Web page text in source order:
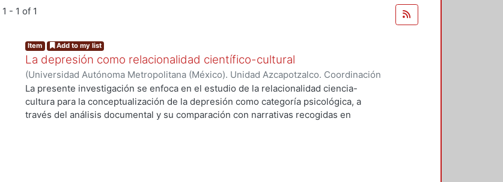
1 - 1 of 1
Item Add to my list
La depresión como relacionalidad científico-cultural
(Universidad Autónoma Metropolitana (México). Unidad Azcapotzalco. Coordinación
de Servicios de Información.,2023-09-02 )Huerta Muñoz, Laura
La presente investigación se enfoca en el estudio de la relacionalidad ciencia-
cultura para la conceptualización de la depresión como categoría psicológica, a
través del análisis documental y su comparación con narrativas recogidas en